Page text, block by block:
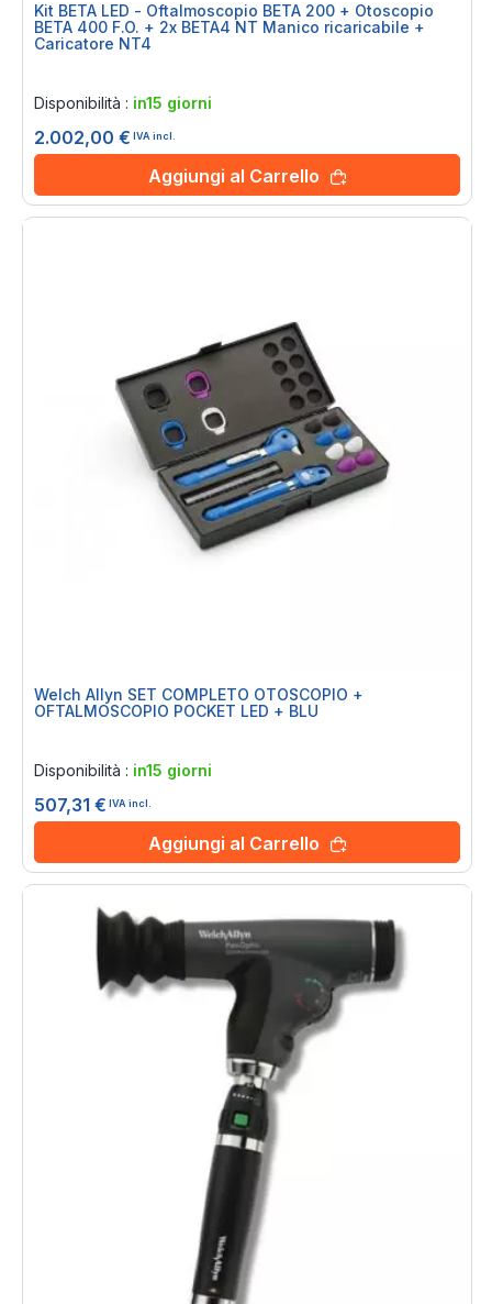
Kit BETA LED - Oftalmoscopio BETA 200 + Otoscopio
BETA 400 F.O. + 2x BETA4 NT Manico ricaricabile +
Caricatore NT4
Disponibilità : in15 giorni
2.002,00 € IVA incl.
Aggiungi al Carrello
Welch Allyn SET COMPLETO OTOSCOPIO +
OFTALMOSCOPIO POCKET LED + BLU
Disponibilità : in15 giorni
507,31 € IVA incl.
Aggiungi al Carrello